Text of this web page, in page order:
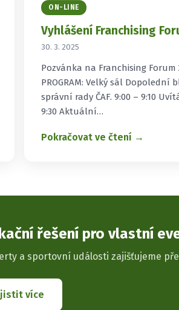
ON-LINE
Vyhlášení Franchising
30. 3. 2025
Pozvánka na Franchising
PROGRAM: Velký sál
správní rady ČAF. 9:00 – 9:10
9:30 Aktuální…
Pokračovat ve čtení
řešení pro vlastní
a sportovní události zajišťujeme
více